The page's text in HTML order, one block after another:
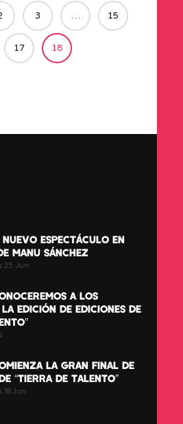
3 … 15
17 18
NUEVO ESPECTÁCULO EN
MANU SÁNCHEZ
25 Jun
A LOS
EDICIÓN DE EDICIONES DE
LA GRAN FINAL DE
“TIERRA DE TALENTO”
18 Jun